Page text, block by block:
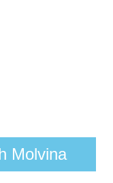
Molvina